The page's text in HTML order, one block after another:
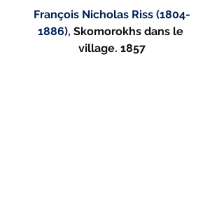
François Nicholas Riss (1804-
1886), Skomorokhs dans le
village. 1857